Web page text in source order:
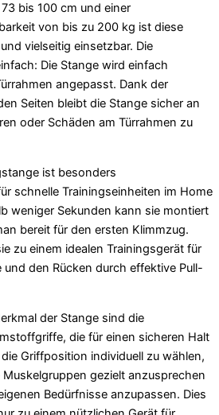
bis 100 cm und einer
von bis zu 200 kg ist diese
vielseitig einsetzbar. Die
Die Stange wird einfach
angepasst. Dank der
Seiten bleibt die Stange sicher an
oder Schäden am Türrahmen zu
ist besonders
schnelle Trainingseinheiten im Home
weniger Sekunden kann sie montiert
bereit für den ersten Klimmzug.
zu einem idealen Trainingsgerät für
und den Rücken durch effektive Pull-
der Stange sind die
die für einen sicheren Halt
Griffposition individuell zu wählen,
gezielt anzusprechen
Bedürfnisse anzupassen. Dies